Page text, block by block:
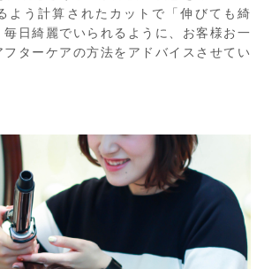
よう計算されたカットで「伸びても綺
毎日綺麗でいられるように、お客様お一
フターケアの方法をアドバイスさせてい